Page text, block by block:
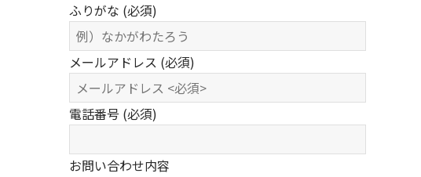
ふりがな (必須)
メールアドレス (必須)
電話番号 (必須)
お問い合わせ内容